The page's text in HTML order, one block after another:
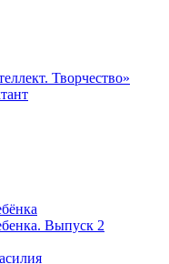
Творчество»
Выпуск 2